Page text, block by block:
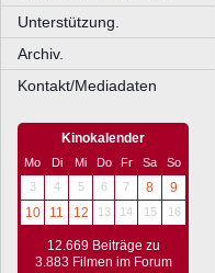
Unterstützung.
Archiv.
Kontakt/Mediadaten
Kinokalender
Mo Di Mi Do Fr Sa
So
3
4 5 6 7 8
9
10
11 12 13 14 15 16
12.669 Beiträge zu
3.883 Filmen im Forum